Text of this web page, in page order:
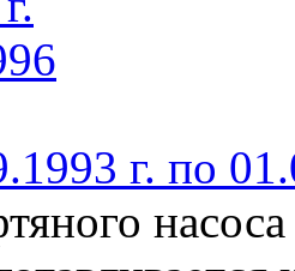
г. по